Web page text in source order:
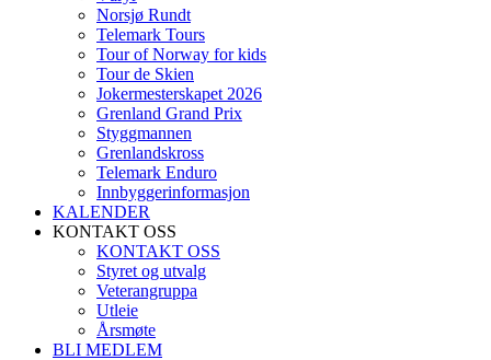
Norsjø Rundt
Telemark Tours
Tour of Norway for kids
Tour de Skien
Jokermesterskapet 2026
Grenland Grand Prix
Styggmannen
Grenlandskross
Telemark Enduro
Innbyggerinformasjon
KALENDER
KONTAKT OSS
KONTAKT OSS
Styret og utvalg
Veterangruppa
Utleie
Årsmøte
BLI MEDLEM